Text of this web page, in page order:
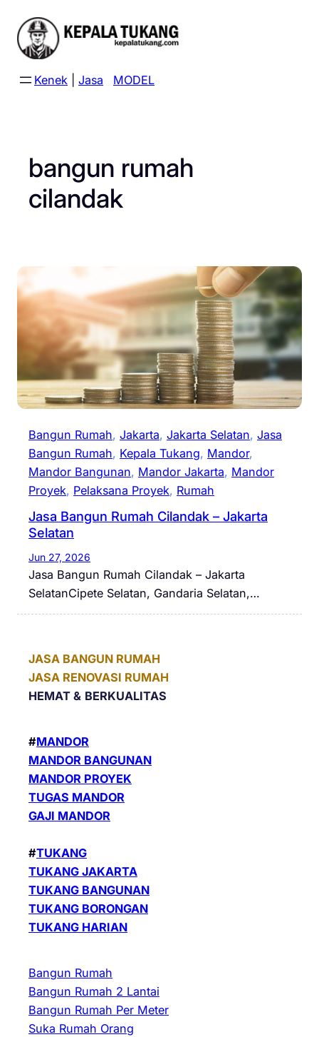
content
Kenek Jasa MODEL
bangun rumah
cilandak
Bangun Rumah, Jakarta, Jakarta Selatan, Jasa
Bangun Rumah, Kepala Tukang, Mandor
Mandor Bangunan, Mandor Jakarta, Mandor
Proyek, Pelaksana Proyek, Rumah
Jasa Bangun Rumah Cilandak – Jakarta
Selatan
Jun 27, 2026
Jasa Bangun Rumah Cilandak – Jakarta
SelatanCipete Selatan, Gandaria Selatan,…
JASA BANGUN RUMAH
JASA RENOVASI RUMAH
HEMAT & BERKUALITAS
#MANDOR
MANDOR BANGUNAN
MANDOR PROYEK
TUGAS MANDOR
GAJI MANDOR
#TUKANG
TUKANG JAKARTA
TUKANG BANGUNAN
TUKANG BORONGAN
TUKANG HARIAN
Bangun Rumah
Bangun Rumah 2 Lantai
Bangun Rumah Per Meter
Suka Rumah Orang